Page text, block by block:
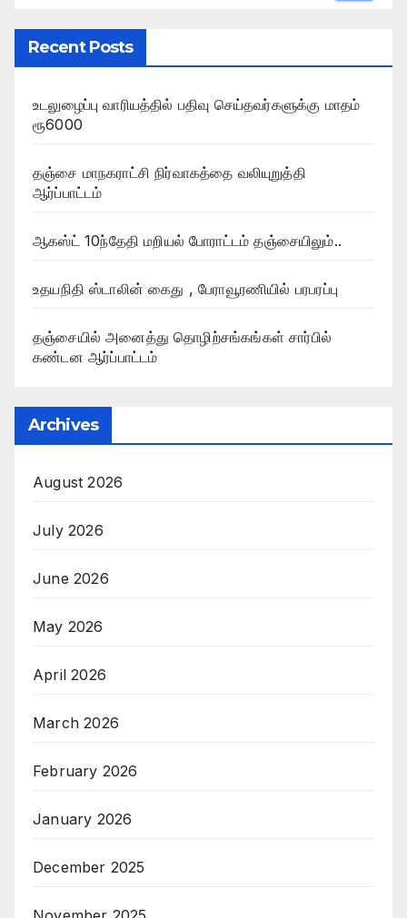
Recent Posts
உடலுழைப்பு வாரியத்தில் பதிவு செய்தவர்களுக்கு மாதம்
ரூ6000
தஞ்சை மாநகராட்சி நிர்வாகத்தை வலியுறுத்தி
ஆர்ப்பாட்டம்
ஆகஸ்ட் 10ந்தேதி மறியல் போராட்டம் தஞ்சையிலும்..
உதயநிதி ஸ்டாலின் கைது , பேராவூரணியில் பரபரப்பு
தஞ்சையில் அனைத்து தொழிற்சங்கங்கள் சார்பில்
கண்டன ஆர்ப்பாட்டம்
Archives
August 2026
July 2026
June 2026
May 2026
April 2026
March 2026
February 2026
January 2026
December 2025